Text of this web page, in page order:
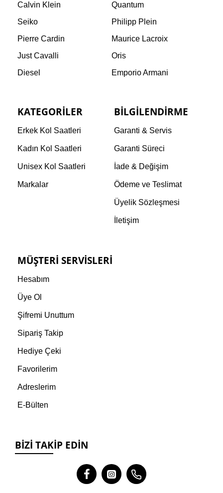
Calvin Klein
Quantum
Seiko
Philipp Plein
Pierre Cardin
Maurice Lacroix
Just Cavalli
Oris
Diesel
Emporio Armani
KATEGORILER
Erkek Kol Saatleri
Kadın Kol Saatleri
Unisex Kol Saatleri
Markalar
BILGILENDIRME
Garanti & Servis
Garanti Süreci
İade & Değişim
Ödeme ve Teslimat
Üyelik Sözleşmesi
İletişim
MÜŞTERI SERVISLERI
Hesabım
Üye Ol
Şifremi Unuttum
Sipariş Takip
Hediye Çeki
Favorilerim
Adreslerim
E-Bülten
BIZI TAKIP EDIN